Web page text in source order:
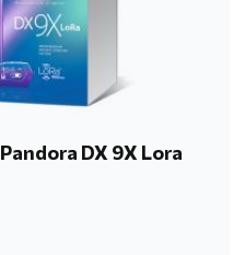
DX 9X Lora